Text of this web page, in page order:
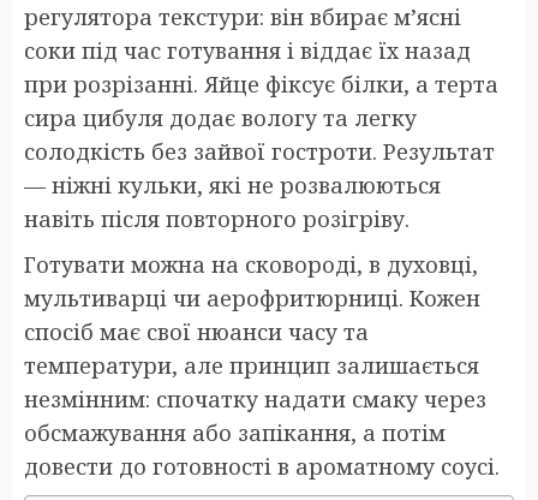
регулятора текстури: він вбирає м’ясні
соки під час готування і віддає їх назад
при розрізанні. Яйце фіксує білки, а терта
сира цибуля додає вологу та легку
солодкість без зайвої гостроти. Результат
— ніжні кульки, які не розвалюються
навіть після повторного розігріву.
Готувати можна на сковороді, в духовці,
мультиварці чи аерофритюрниці. Кожен
спосіб має свої нюанси часу та
температури, але принцип залишається
незмінним: спочатку надати смаку через
обсмажування або запікання, а потім
довести до готовності в ароматному соусі.